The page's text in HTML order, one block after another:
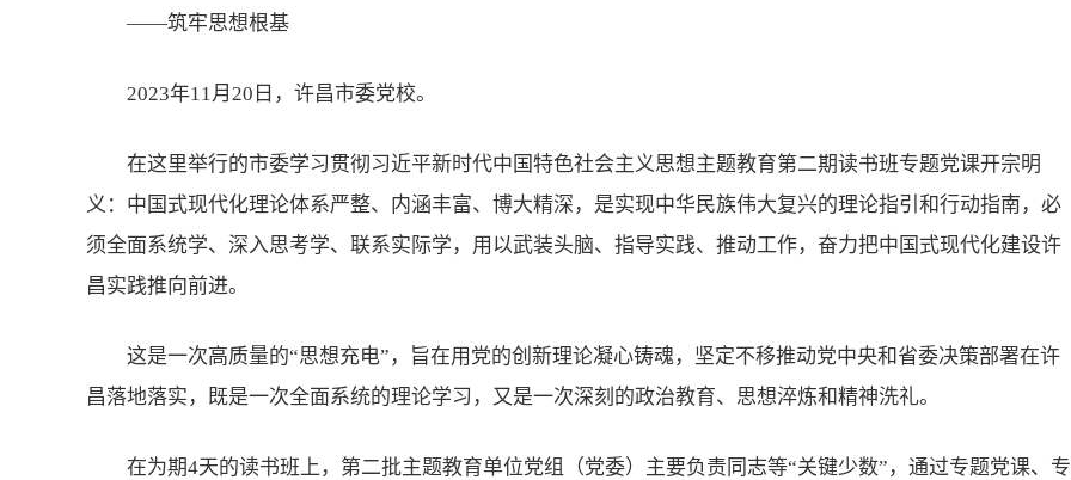
——筑牢思想根基
2023年11月20日，许昌市委党校。
在这里举行的市委学习贯彻习近平新时代中国特色社会主义思想主题教育第二期读书班专题党课开宗明
义：中国式现代化理论体系严整、内涵丰富、博大精深，是实现中华民族伟大复兴的理论指引和行动指南，必
须全面系统学、深入思考学、联系实际学，用以武装头脑、指导实践、推动工作，奋力把中国式现代化建设许
昌实践推向前进。
这是一次高质量的“思想充电”，旨在用党的创新理论凝心铸魂，坚定不移推动党中央和省委决策部署在许
昌落地落实，既是一次全面系统的理论学习，又是一次深刻的政治教育、思想淬炼和精神洗礼。
在为期4天的读书班上，第二批主题教育单位党组（党委）主要负责同志等“关键少数”，通过专题党课、专